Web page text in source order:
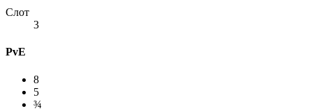
Слот
3
PvE
8
5
¾